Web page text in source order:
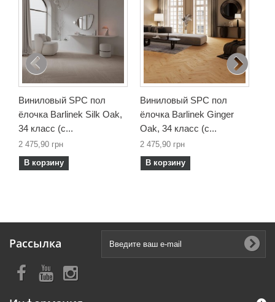
Виниловый SPC пол
ёлочка Barlinek Silk Oak,
34 класс (с...
2 475,90 грн
В корзину
Виниловый SPC пол
ёлочка Barlinek Ginger
Oak, 34 класс (с...
2 475,90 грн
В корзину
Рассылка